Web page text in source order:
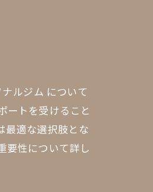
ルジム について
ートを受けること
最適な選択肢とな
要性について詳し